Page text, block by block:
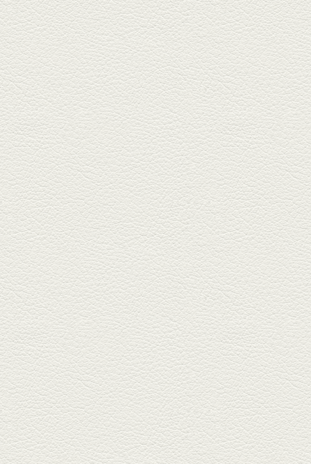
「KAORU」...
2025年8月15日放送
お刺身盛り合わせ＆干物
盛りの七輪焼き
酒場通りの「食楽みかげ」は、
オーナーこだわりの魚料理が味
わえ...
2025年7月25日放送
朝ごはんプレート＆かん
ぱちのカマ(塩焼き)
並木坂では珍しい朝ごはんの店
「コルハコ」で昼飲みの刻。
「銀し...
2025年7月4日放送
生姜香る鮭とイクラの土
鍋ご飯 など
銀杏中通りにこの春オープンし
た「創作ダイニング真」へ。暑
い夏...
2025年6月13日放送
ﾊﾓの季節野菜あんかけ＆
どんぐりﾎﾟｰｸ西京焼き
西銀座通り、若き和の料理人の
名店「旬味こさか」で夏の味を
堪能...
2025年5月23日放送
明太もちチーズもんじゃ
銀座中通りで深夜３時まで営業
している「もんじゃ焼きかめの
や」...